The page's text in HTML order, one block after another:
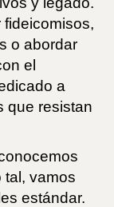
o abordar
el
a
que resistan
tal, vamos
estándar.